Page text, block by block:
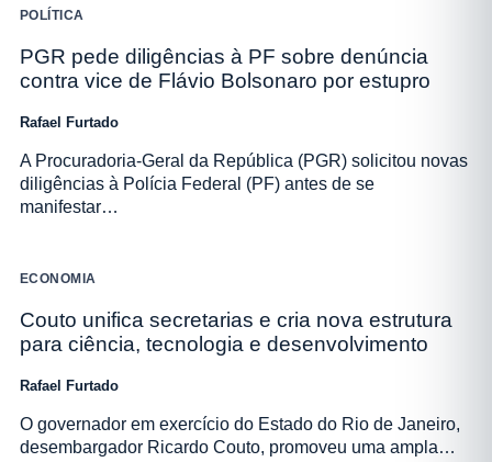
POLÍTICA
PGR pede diligências à PF sobre denúncia
contra vice de Flávio Bolsonaro por estupro
Rafael Furtado
A Procuradoria-Geral da República (PGR) solicitou novas
diligências à Polícia Federal (PF) antes de se
manifestar…
ECONOMIA
Couto unifica secretarias e cria nova estrutura
para ciência, tecnologia e desenvolvimento
Rafael Furtado
O governador em exercício do Estado do Rio de Janeiro,
desembargador Ricardo Couto, promoveu uma ampla…